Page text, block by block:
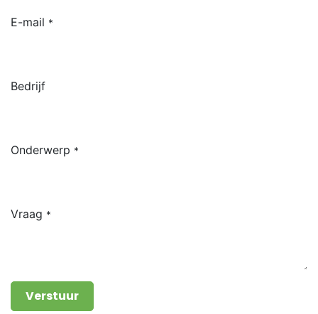
E-mail *
Bedrijf
Onderwerp *
Vraag *
Verstuur